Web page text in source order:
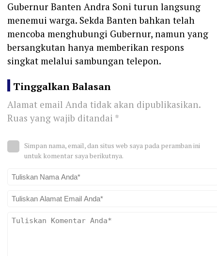
Gubernur Banten Andra Soni turun langsung
menemui warga. Sekda Banten bahkan telah
mencoba menghubungi Gubernur, namun yang
bersangkutan hanya memberikan respons
singkat melalui sambungan telepon.
Tinggalkan Balasan
Alamat email Anda tidak akan dipublikasikan.
Ruas yang wajib ditandai *
Simpan nama, email, dan situs web saya pada peramban ini
untuk komentar saya berikutnya.